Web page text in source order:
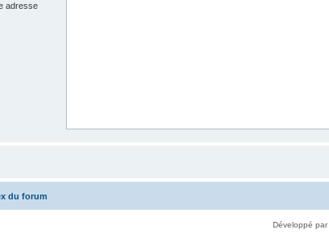
adresse
du forum
Développé par